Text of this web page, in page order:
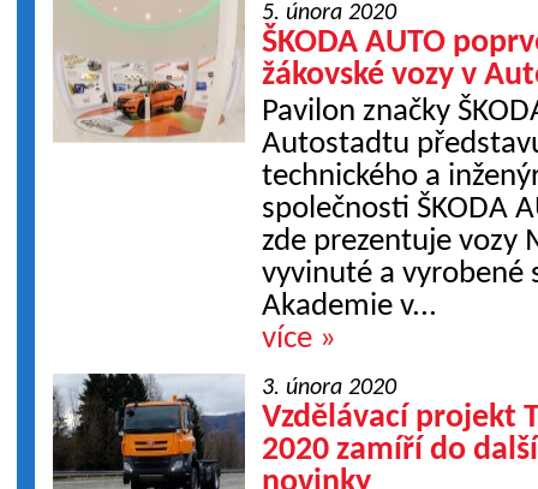
5. února 2020
ŠKODA AUTO
žákovské vozy v
Pavilon značky
Autostadtu
technického a
společnosti ŠKODA
zde prezentuje vozy
vyvinuté a vyrobené
Akademie v...
více »
3. února 2020
Vzdělávací projekt
2020 zamíří do